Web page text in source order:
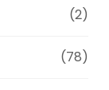
(2)
(78)